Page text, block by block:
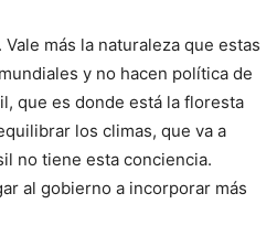
más la naturaleza que estas
y no hacen política de
que es donde está la floresta
los climas, que va a
no tiene esta conciencia.
al gobierno a incorporar más